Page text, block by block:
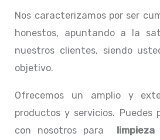
Nos caracterizamos por ser
honestos, apuntando a la
nuestros clientes, siendo
objetivo.
Ofrecemos un amplio y
productos y servicios. Puedes
con nosotros para